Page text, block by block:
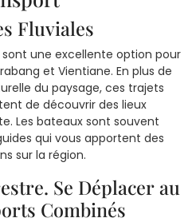
Fluviales
sont une excellente option pour
et Vientiane. En plus de
du paysage, ces trajets
de découvrir des lieux
Les bateaux sont souvent
qui vous apportent des
sur la région.
Se Déplacer au
Combinés